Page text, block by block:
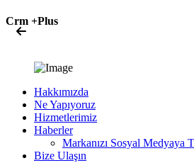
Crm +Plus
Hakkımızda
Ne Yapıyoruz
Hizmetlerimiz
Haberler
Markanızı Sosyal Medyaya
Bize Ulaşın